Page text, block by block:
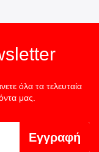
όλα τα τελευταία
μας.
Εγγραφή